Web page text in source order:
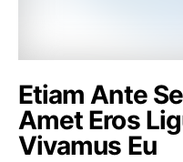
Etiam Ante
Amet Eros
Vivamus Eu